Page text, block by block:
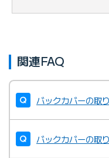
関連FAQ
バックカバーの
バックカバーの